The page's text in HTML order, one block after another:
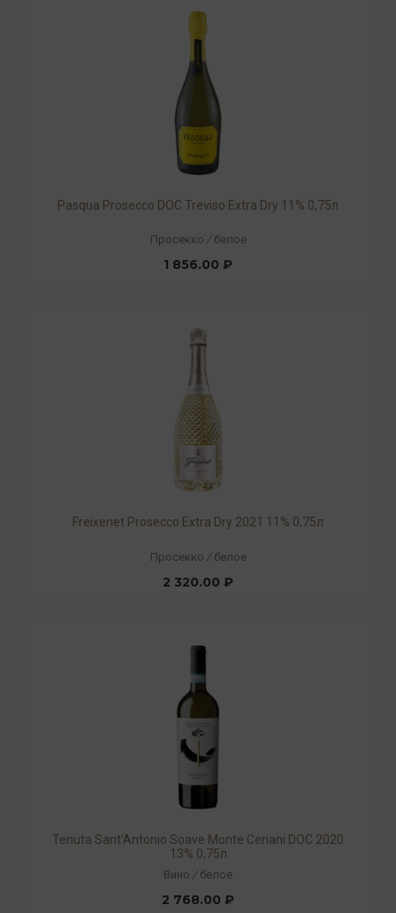
Pasqua Prosecco DOC Treviso Extra Dry 11% 0,75л
Просекко / белое
1 856.00 ₽
Freixenet Prosecco Extra Dry 2021 11% 0,75л
Просекко / белое
2 320.00 ₽
Tenuta Sant'Antonio Soave Monte Ceriani DOC 2020
13% 0,75л
Вино / белое
2 768.00 ₽